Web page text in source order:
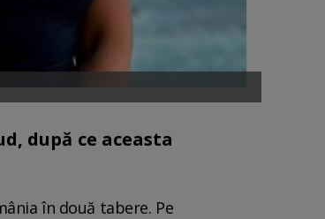
după ce aceasta
în două tabere. Pe